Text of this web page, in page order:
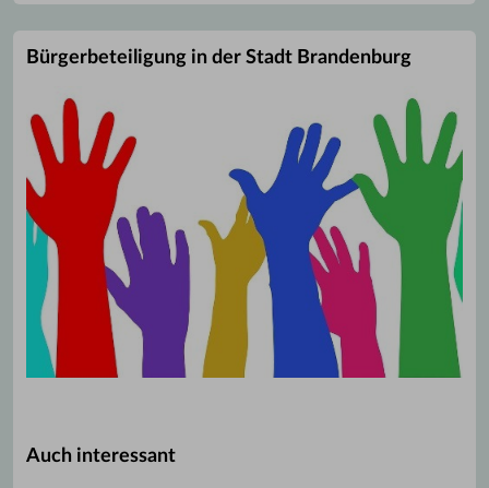
Bürgerbeteiligung in der Stadt Brandenburg
Auch interessant